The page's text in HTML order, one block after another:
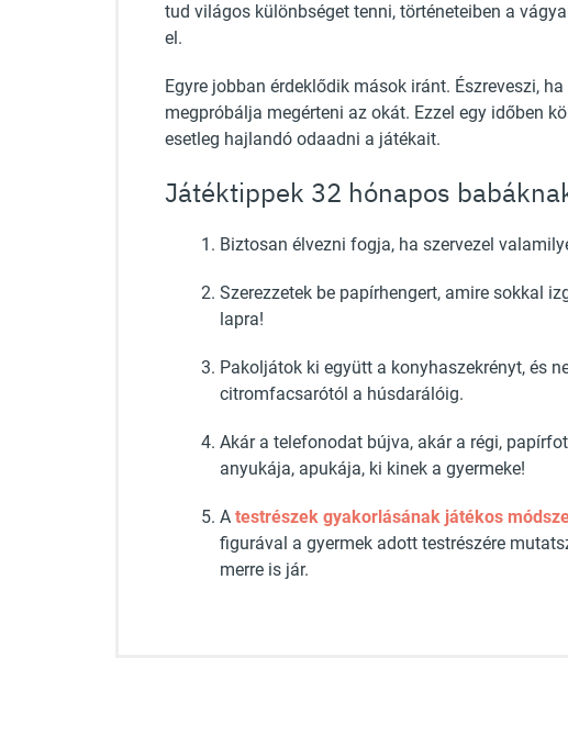
tud világos különbséget tenni, történeteiben a
el.
Egyre jobban érdeklődik mások iránt. Észreveszi,
megpróbálja megérteni az okát. Ezzel egy időben
esetleg hajlandó odaadni a játékait.
Játéktippek 32 hónapos
Biztosan élvezni fogja, ha szervezel
Szerezzetek be papírhengert, amire sokkal
lapra!
Pakoljátok ki együtt a konyhaszekrényt, és
citromfacsarótól a húsdarálóig.
Akár a telefonodat bújva, akár a régi,
anyukája, apukája, ki kinek a gyermeke!
A testrészek gyakorlásának játékos
figurával a gyermek adott testrészére
merre is jár.